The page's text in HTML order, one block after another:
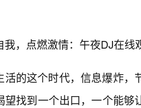
我，点燃激情：午夜DJ在线
活的这个时代，信息爆炸
望找到一个出口，一个能